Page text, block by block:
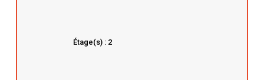
Étage(s) : 2